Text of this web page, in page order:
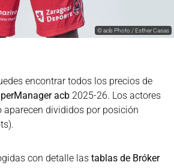
©acb Photo / Esther Casas
encontrar todos los precios de
acb 2025-26. Los actores
aparecen divididos por posición
con detalle las tablas de Bróker